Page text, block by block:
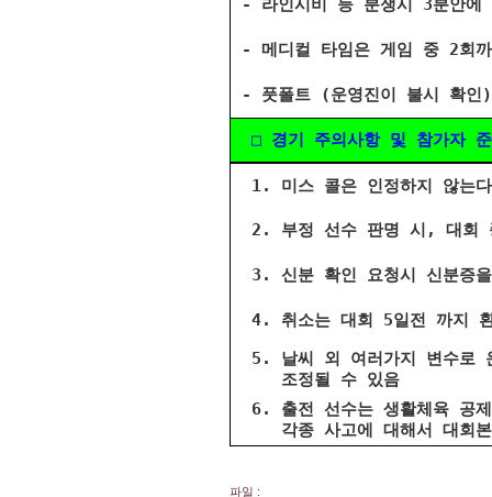
- 라인시비 등 분쟁시 3분안에
- 메디컬 타임은 게임 중 2회
- 풋폴트 (운영진이 불시 확
□ 경기 주의사항 및 참가자 준
1. 미스 콜은 인정하지 않는
2. 부정 선수 판명 시, 대회
3. 신분 확인 요청시 신분증
4. 취소는 대회 5일전 까지
5. 날씨 외 여러가지 변수로
조정될 수 있음
6. 출전 선수는 생활체육 공
각종 사고에 대해서 대회본
파일 :